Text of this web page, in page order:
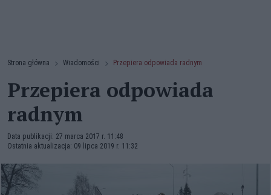
Strona główna Wiadomości Przepiera odpowiada radnym
Przepiera odpowiada
radnym
Data publikacji: 27 marca 2017 r. 11:48
Ostatnia aktualizacja: 09 lipca 2019 r. 11:32